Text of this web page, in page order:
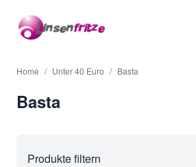
Home / Unter 40 Euro / Basta
Basta
Produkte filtern